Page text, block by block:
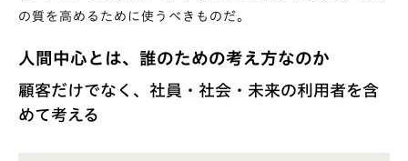
の質を高めるために使うべきものだ。
人間中心とは、誰のための考え方なのか
顧客だけでなく、社員・社会・未来の利用者を含
めて考える